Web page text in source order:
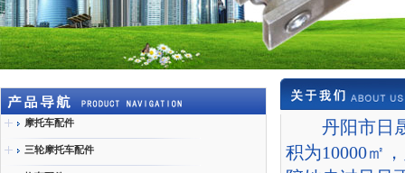
摩托车配件
三轮摩托车配件
丹阳市日晟
积为10000㎡